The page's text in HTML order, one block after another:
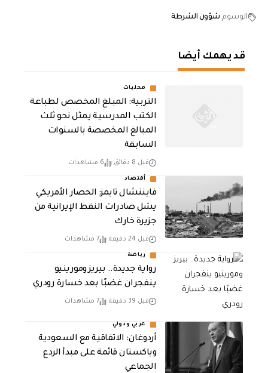
الوسوم شؤون الشرطة
قد يهمك أيضا
محليات
التربية: المبلغ المخصص لطباعة
الكتب المدرسية يمثل نحو ثلث
المبالغ المخصصة بالسنوات
السابقة
قبل 8 دقائق 6 مشاهدات
أقتصاد
فايننشال تايمز: الحصار الأمريكي
يشل صادرات النفط الإيرانية من
جزيرة خارك
قبل 24 دقيقة 7 مشاهدات
رياضة
رواية جديدة.. بيريز ومورينيو
ينفجران غضبًا بعد خسارة رودري
قبل 39 دقيقة 7 مشاهدات
عربي ودولي
أردوغان: الاتفاقية مع السعودية
وباكستان قائمة على مبدأ الردع
الجماعي